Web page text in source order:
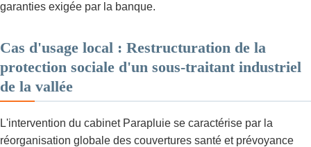
garanties exigée par la banque.
Cas d'usage local : Restructuration de la
protection sociale d'un sous-traitant industriel
de la vallée
L'intervention du cabinet Parapluie se caractérise par la
réorganisation globale des couvertures santé et prévoyance